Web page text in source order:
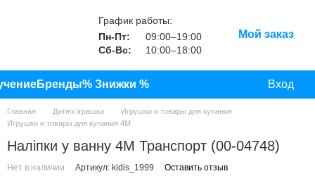
График работы:
Пн-Пт:
09:00–19:00
Сб-Вс:
10:00–18:00
Мой заказ
Бренды% Знижки % Вход
Главная Дитячі іграшки
Игрушки и товары для купания
Игрушки и товары для купания 4M
Наліпки у ванну 4M Транспорт (00-04748)
Нет в наличии Артикул: kidis_1999 Оставить отзыв